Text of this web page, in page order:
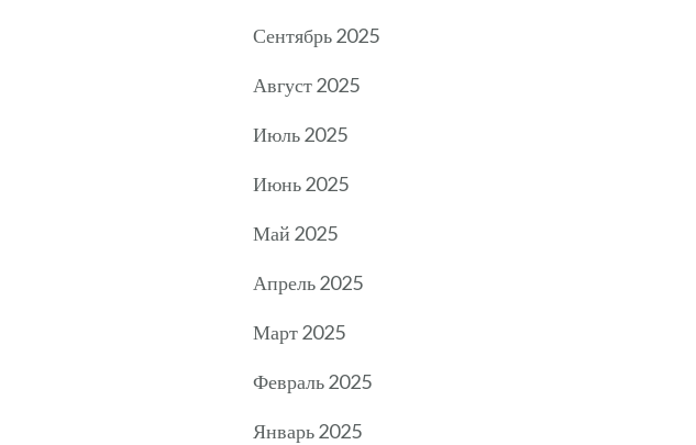
Сентябрь 2025
Август 2025
Июль 2025
Июнь 2025
Май 2025
Апрель 2025
Март 2025
Февраль 2025
Январь 2025